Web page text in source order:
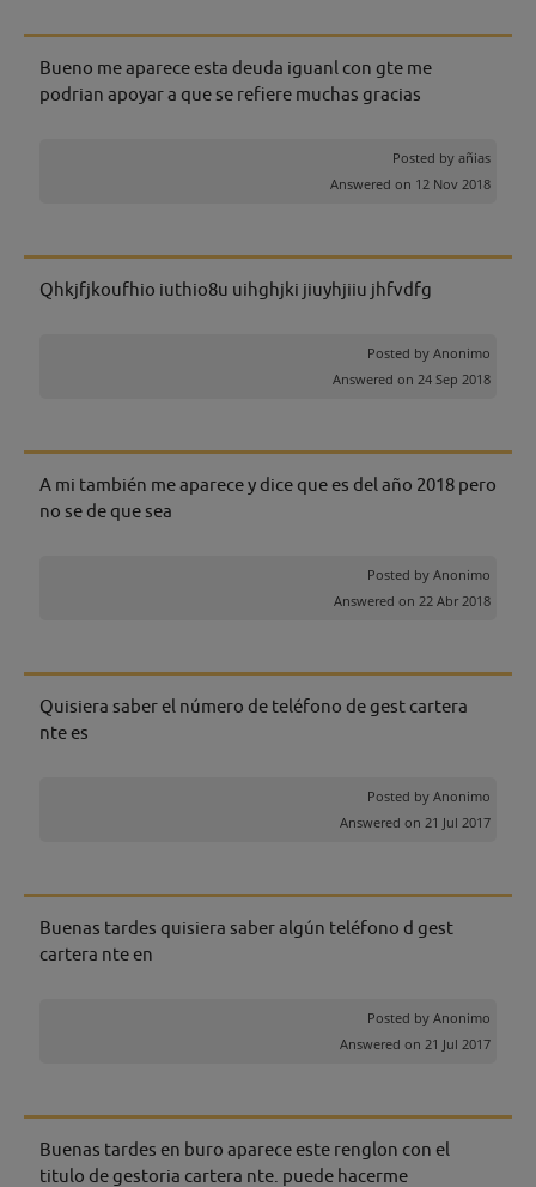
Bueno me aparece esta deuda iguanl con gte me
podrian apoyar a que se refiere muchas gracias
Posted by añias
Answered on 12 Nov 2018
Qhkjfjkoufhio iuthio8u uihghjki jiuyhjiiu jhfvdfg
Posted by Anonimo
Answered on 24 Sep 2018
A mi también me aparece y dice que es del año 2018 pero
no se de que sea
Posted by Anonimo
Answered on 22 Abr 2018
Quisiera saber el número de teléfono de gest cartera
nte es
Posted by Anonimo
Answered on 21 Jul 2017
Buenas tardes quisiera saber algún teléfono d gest
cartera nte en
Posted by Anonimo
Answered on 21 Jul 2017
Buenas tardes en buro aparece este renglon con el
titulo de gestoria cartera nte. puede hacerme